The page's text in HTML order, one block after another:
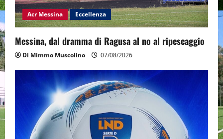
Acr Messina Eccellenza
Messina, dal dramma di Ragusa al no al ripescaggio
Di Mimmo Muscolino 07/08/2026